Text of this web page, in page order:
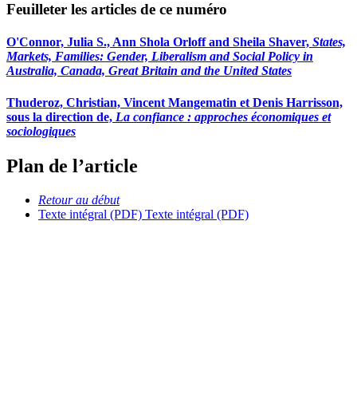
Feuilleter les articles de ce numéro
O'Connor, Julia S., Ann Shola Orloff and Sheila Shaver, States,
Markets, Families: Gender, Liberalism and Social Policy in
Australia, Canada, Great Britain and the United States
Thuderoz, Christian, Vincent Mangematin et Denis Harrisson,
sous la direction de, La confiance : approches économiques et
sociologiques
Plan de l’article
Retour au début
Texte intégral (PDF) Texte intégral (PDF)